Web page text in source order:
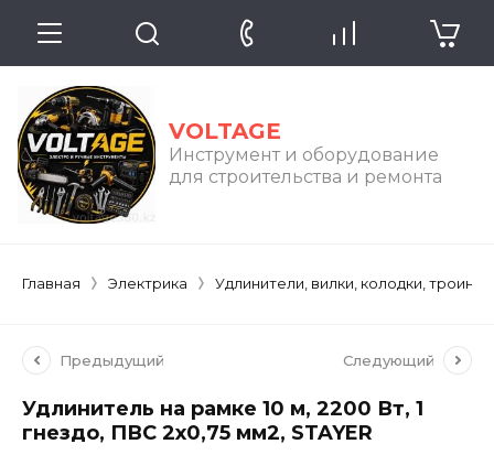
VOLTAGE
Инструмент и оборудование
для строительства и ремонта
Главная Электрика Удлинители, вилки, колодки,
Предыдущий Следующий
Удлинитель на рамке 10 м, 2200 Вт, 1
гнездо, ПВС 2х0,75 мм2, STAYER